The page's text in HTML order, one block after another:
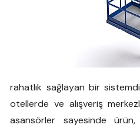
rahatlık sağlayan bir
otellerde ve alışveriş
asansörler sayesinde